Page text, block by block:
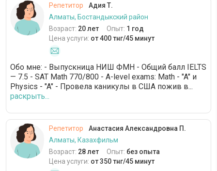
Репетитор
Адия Т.
Алматы, Бостандыкский район
Возраст: 20 лет Опыт: 1 год
Цена услуги: от 400 тнг/45 минут
Обо мне: - Выпускница НИШ ФМН - Общий балл IELTS
— 7.5 - SAT Math 770/800 - A-level exams: Math - "A" и
Physics - "A" - Провела каникулы в США пожив в...
раскрыть...
Репетитор
Анастасия Александровна П.
Алматы, Казахфильм
Возраст: 28 лет Опыт: без опыта
Цена услуги: от 350 тнг/45 минут